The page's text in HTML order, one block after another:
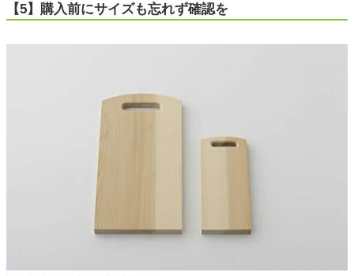
【5】購入前にサイズも忘れず確認を